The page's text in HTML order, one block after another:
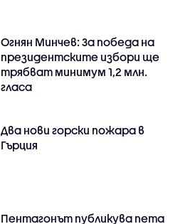
Огнян Минчев: За победа на
президентските избори ще
трябват минимум 1,2 млн.
гласа
Два нови горски пожара в
Гърция
Пентагонът публикува пета